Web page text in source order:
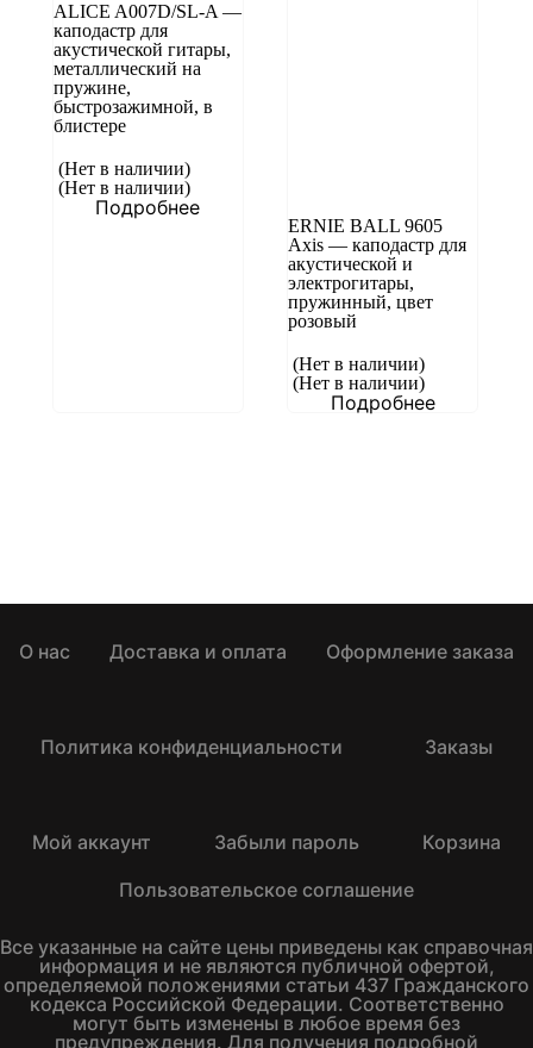
ALICE A007D/SL-A —
каподастр для
акустической гитары,
металлический на
пружине,
быстрозажимной, в
блистере
(Нет в наличии)
(Нет в наличии)
Подробнее
ERNIE BALL 9605
Axis — каподастр для
акустической и
электрогитары,
пружинный, цвет
розовый
(Нет в наличии)
(Нет в наличии)
Подробнее
О нас Доставка и оплата Оформление заказа
Политика конфиденциальности Заказы
Мой аккаунт Забыли пароль
Корзина
Пользовательское соглашение
Все указанные на сайте цены приведены как справочная
информация и не являются публичной офертой,
определяемой положениями статьи 437 Гражданского
кодекса Российской Федерации. Соответственно
могут быть изменены в любое время без
предупреждения. Для получения подробной